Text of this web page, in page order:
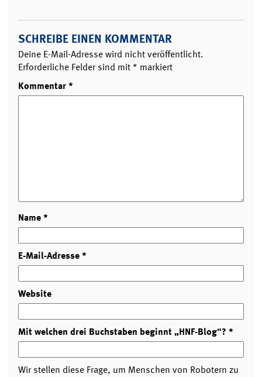
SCHREIBE EINEN KOMMENTAR
Deine E-Mail-Adresse wird nicht veröffentlicht.
Erforderliche Felder sind mit * markiert
Kommentar*
Name*
E-Mail-Adresse*
Website
Mit welchen drei Buchstaben beginnt „HNF-Blog“? *
Wir stellen diese Frage, um Menschen von Robotern zu